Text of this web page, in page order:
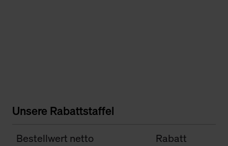
Unsere Rabattstaffel
Bestellwert netto Rabatt